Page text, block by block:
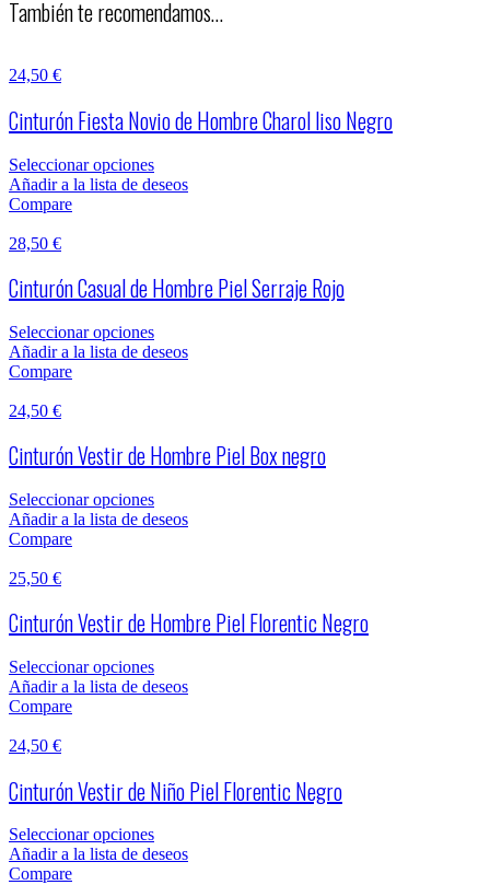
También te recomendamos…
24,50 €
Cinturón Fiesta Novio de Hombre Charol liso Negro
Seleccionar opciones
Añadir a la lista de deseos
Compare
28,50 €
Cinturón Casual de Hombre Piel Serraje Rojo
Seleccionar opciones
Añadir a la lista de deseos
Compare
24,50 €
Cinturón Vestir de Hombre Piel Box negro
Seleccionar opciones
Añadir a la lista de deseos
Compare
25,50 €
Cinturón Vestir de Hombre Piel Florentic Negro
Seleccionar opciones
Añadir a la lista de deseos
Compare
24,50 €
Cinturón Vestir de Niño Piel Florentic Negro
Seleccionar opciones
Añadir a la lista de deseos
Compare